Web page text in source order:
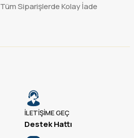
Tüm Siparişlerde Kolay İade
İLETİŞİME GEÇ
Destek Hattı